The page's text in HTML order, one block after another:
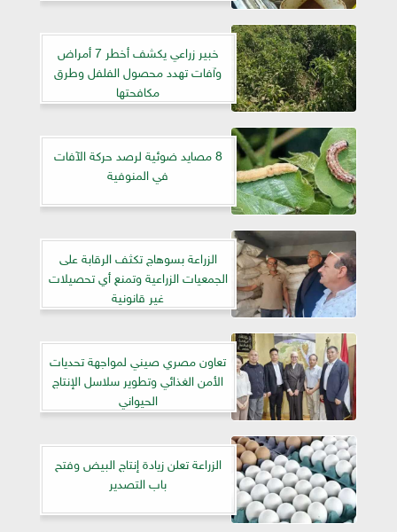
خبير زراعي يكشف أخطر 7 أمراض
وآفات تهدد محصول الفلفل وطرق
مكافحتها
8 مصايد ضوئية لرصد حركة الآفات
في المنوفية
الزراعة بسوهاج تكثف الرقابة على
الجمعيات الزراعية وتمنع أي تحصيلات
غير قانونية
تعاون مصري صيني لمواجهة تحديات
الأمن الغذائي وتطوير سلاسل الإنتاج
الحيواني
الزراعة تعلن زيادة إنتاج البيض وفتح
باب التصدير